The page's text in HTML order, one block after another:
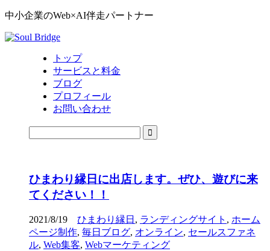
中小企業のWeb×AI伴走パートナー
トップ
サービスと料金
ブログ
プロフィール
お問い合わせ
ひまわり縁日に出店します。ぜひ、遊びに来
てください！！
2021/8/19 ひまわり縁日 , ランディングサイト , ホーム
ページ制作, 毎日ブログ, オンライン, セールスファネ
ル, Web集客, Webマーケティング